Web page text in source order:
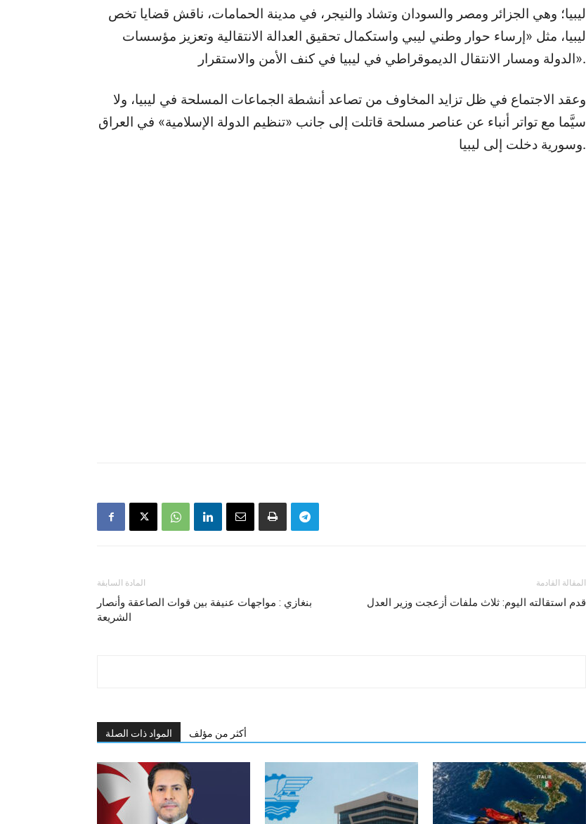
ليبيا؛ وهي الجزائر ومصر والسودان وتشاد والنيجر، في مدينة الحمامات، ناقش قضايا تخص
ليبيا، مثل «إرساء حوار وطني ليبي واستكمال تحقيق العدالة الانتقالية وتعزيز مؤسسات
الدولة ومسار الانتقال الديموقراطي في ليبيا في كنف الأمن والاستقرار».
وعقد الاجتماع في ظل تزايد المخاوف من تصاعد أنشطة الجماعات المسلحة في ليبيا، ولا
سيَّما مع تواتر أنباء عن عناصر مسلحة قاتلت إلى جانب «تنظيم الدولة الإسلامية» في العراق
وسورية دخلت إلى ليبيا.
المادة السابقة
بنغازي : مواجهات عنيفة بين قوات الصاعقة وأنصار
الشريعة
المقالة القادمة
قدم استقالته اليوم: ثلاث ملفات أزعجت وزير العدل
المواد ذات الصلة أكثر من مؤلف